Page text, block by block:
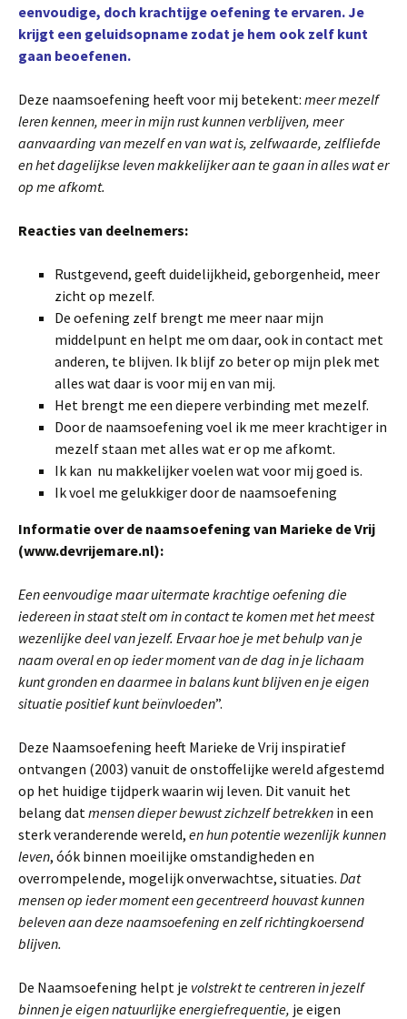
eenvoudige, doch krachtijge oefening te ervaren. Je
krijgt een geluidsopname zodat je hem ook zelf kunt
gaan beoefenen.
Deze naamsoefening heeft voor mij betekent: meer mezelf
leren kennen, meer in mijn rust kunnen verblijven, meer
aanvaarding van mezelf en van wat is, zelfwaarde, zelfliefde
en het dagelijkse leven makkelijker aan te gaan in alles wat er
op me afkomt.
Reacties van deelnemers:
Rustgevend, geeft duidelijkheid, geborgenheid, meer
zicht op mezelf.
De oefening zelf brengt me meer naar mijn
middelpunt en helpt me om daar, ook in contact met
anderen, te blijven. Ik blijf zo beter op mijn plek met
alles wat daar is voor mij en van mij.
Het brengt me een diepere verbinding met mezelf.
Door de naamsoefening voel ik me meer krachtiger in
mezelf staan met alles wat er op me afkomt.
Ik kan nu makkelijker voelen wat voor mij goed is.
Ik voel me gelukkiger door de naamsoefening
Informatie over de naamsoefening van Marieke de Vrij
(www.devrijemare.nl):
Een eenvoudige maar uitermate krachtige oefening die
iedereen in staat stelt om in contact te komen met het meest
wezenlijke deel van jezelf. Ervaar hoe je met behulp van je
naam overal en op ieder moment van de dag in je lichaam
kunt gronden en daarmee in balans kunt blijven en je eigen
situatie positief kunt beïnvloeden”.
Deze Naamsoefening heeft Marieke de Vrij inspiratief
ontvangen (2003) vanuit de onstoffelijke wereld afgestemd
op het huidige tijdperk waarin wij leven. Dit vanuit het
belang datmensen dieper bewust zichzelf betrekken in een
sterk veranderende wereld, enhun potentie wezenlijk kunnen
leven, óók binnen moeilijke omstandigheden en
overrompelende, mogelijk onverwachtse, situaties. Dat
mensen op ieder moment een gecentreerd houvast kunnen
beleven aan deze naamsoefening en zelf richtingkoersend
blijven.
De Naamsoefening helpt je volstrekt te centreren in jezelf
binnen je eigen natuurlijke energiefrequentie, je eigen